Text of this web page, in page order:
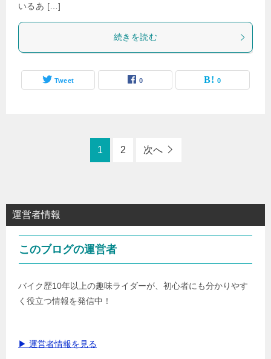
いるあ […]
続きを読む
Tweet 0 0
1 2 次へ
運営者情報
このブログの運営者
バイク歴10年以上の趣味ライダーが、初心者にも分かりやす
く役立つ情報を発信中！
▶ 運営者情報を見る